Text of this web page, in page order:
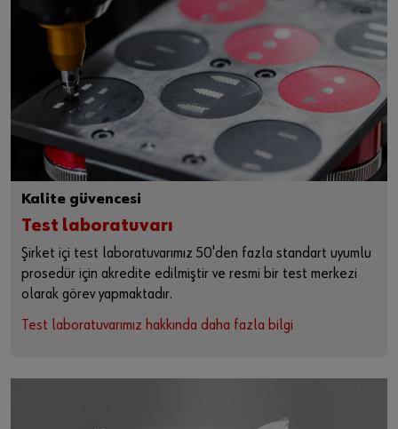
Kalite güvencesi
Test laboratuvarı
Şirket içi test laboratuvarımız 50'den fazla standart uyumlu
prosedür için akredite edilmiştir ve resmi bir test merkezi
olarak görev yapmaktadır.
Test laboratuvarımız hakkında daha fazla bilgi